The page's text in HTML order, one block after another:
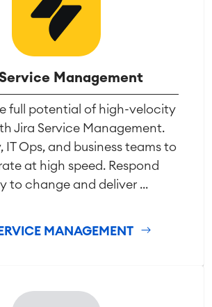
Management
full potential of high-velocity
Jira Service Management.
IT Ops, and business teams to
at high speed. Respond
to change and deliver ...
MANAGEMENT